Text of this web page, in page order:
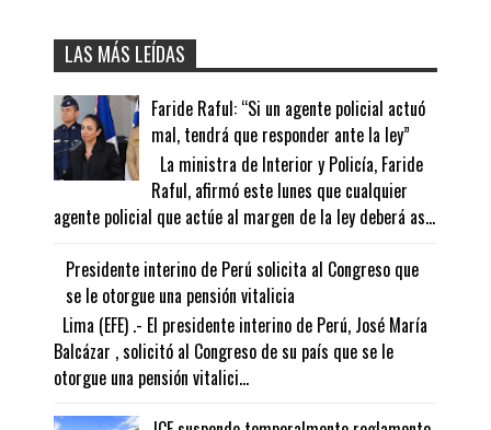
LAS MÁS LEÍDAS
Faride Raful: “Si un agente policial actuó
mal, tendrá que responder ante la ley”
La ministra de Interior y Policía, Faride
Raful, afirmó este lunes que cualquier
agente policial que actúe al margen de la ley deberá as...
Presidente interino de Perú solicita al Congreso que
se le otorgue una pensión vitalicia
Lima (EFE) .- El presidente interino de Perú, José María
Balcázar , solicitó al Congreso de su país que se le
otorgue una pensión vitalici...